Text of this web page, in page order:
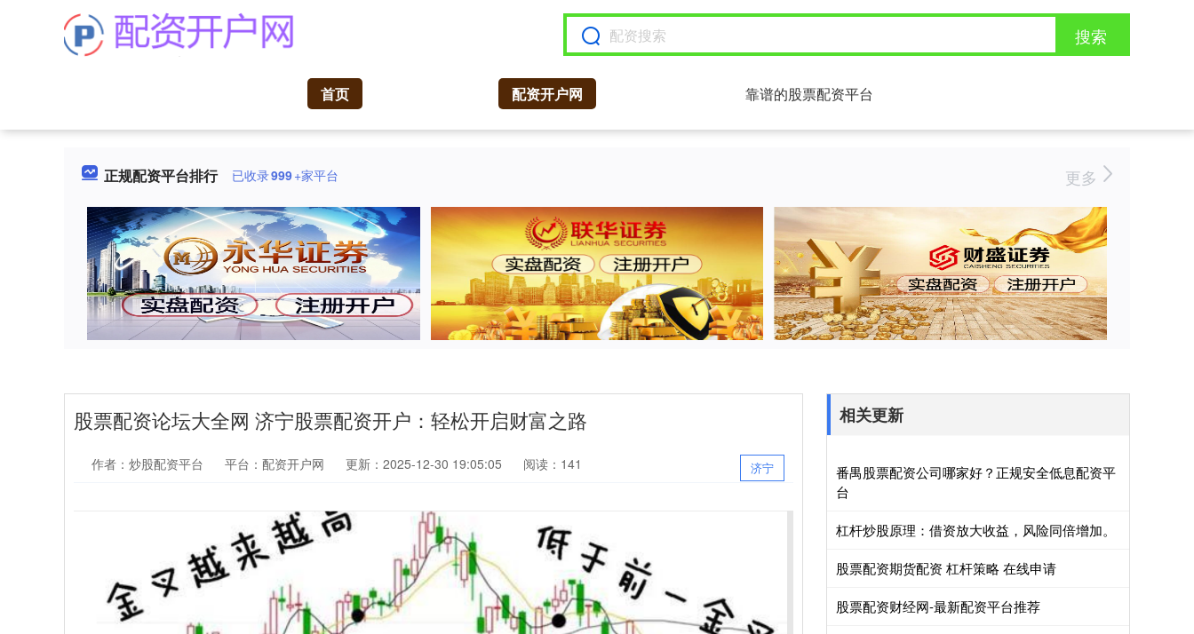
搜索
首页 配资开户网 靠谱的股票配资平台
正规配资平台排行 已收录999+家平台 更多
股票配资论坛大全网 济宁股票配资开户：轻松开启财富之路
济宁
作者：炒股配资平台 平台：配资开户网 更新：2025-12-30 19:05:05 阅读：141
相关更新
番禺股票配资公司哪家好？正规安全低息配资平
台
杠杆炒股原理：借资放大收益，风险同倍增加。
股票配资期货配资 杠杆策略 在线申请
股票配资财经网-最新配资平台推荐